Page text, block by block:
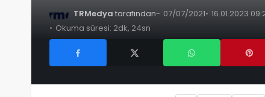
TRMedya tarafından 07/07/2021 16.01.2023
Okuma süresi: 2dk, 24sn